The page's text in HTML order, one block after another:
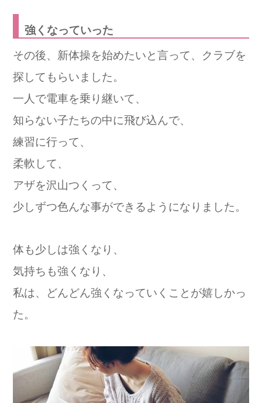
強くなっていった
その後、新体操を始めたいと言って、クラブを
探してもらいました。
一人で電車を乗り継いて、
知らない子たちの中に飛び込んで、
練習に行って、
柔軟して、
アザを沢山つくって、
少しずつ色んな事ができるようになりました。
体も少しは強くなり、
気持ちも強くなり、
私は、どんどん強くなっていくことが嬉しかっ
た。